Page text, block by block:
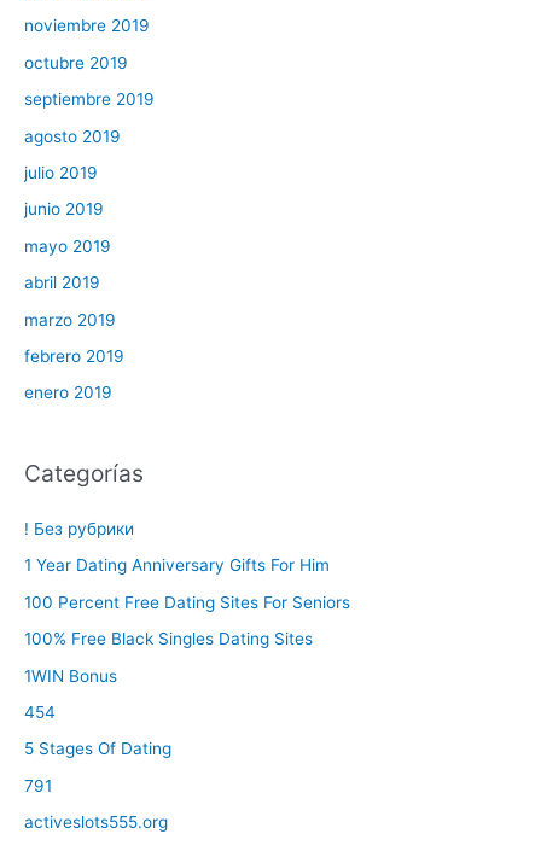
noviembre 2019
octubre 2019
septiembre 2019
agosto 2019
julio 2019
junio 2019
mayo 2019
abril 2019
marzo 2019
febrero 2019
enero 2019
Categorías
! Без рубрики
1 Year Dating Anniversary Gifts For Him
100 Percent Free Dating Sites For Seniors
100% Free Black Singles Dating Sites
1WIN Bonus
454
5 Stages Of Dating
791
activeslots555.org